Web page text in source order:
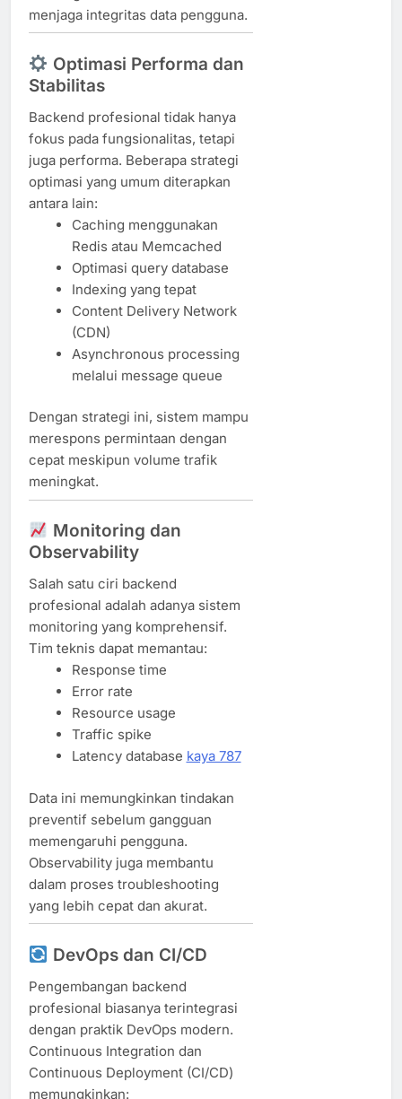
menjaga integritas data pengguna.
Optimasi Performa dan
Stabilitas
Backend profesional tidak hanya
fokus pada fungsionalitas, tetapi
juga performa. Beberapa strategi
optimasi yang umum diterapkan
antara lain:
Caching menggunakan
Redis atau Memcached
Optimasi query database
Indexing yang tepat
Content Delivery Network
(CDN)
Asynchronous processing
melalui message queue
Dengan strategi ini, sistem mampu
merespons permintaan dengan
cepat meskipun volume trafik
meningkat.
Monitoring dan
Observability
Salah satu ciri backend
profesional adalah adanya sistem
monitoring yang komprehensif.
Tim teknis dapat memantau:
Response time
Error rate
Resource usage
Traffic spike
Latency database kaya 787
Data ini memungkinkan tindakan
preventif sebelum gangguan
memengaruhi pengguna.
Observability juga membantu
dalam proses troubleshooting
yang lebih cepat dan akurat.
DevOps dan CI/CD
Pengembangan backend
profesional biasanya terintegrasi
dengan praktik DevOps modern.
Continuous Integration dan
Continuous Deployment (CI/CD)
memungkinkan: